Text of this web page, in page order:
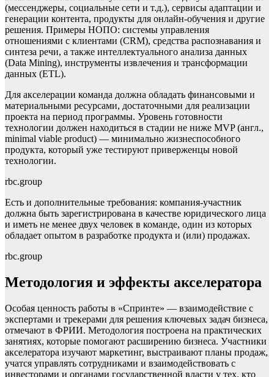
(мессенджеры, социальные сети и т.д.), сервисы адаптации и
генерации контента, продукты для онлайн-обучения и другие
решения. Примеры НОПО: системы управления
отношениями с клиентами (CRM), средства распознавания и
синтеза речи, а также интеллектуального анализа данных
(Data Mining), инструменты извлечения и трансформации
данных (ETL).
Для акселерации команда должна обладать финансовыми и
материальными ресурсами, достаточными для реализации
проекта на период программы. Уровень готовности
технологии должен находиться в стадии не ниже MVP (англ.,
minimal viable product) — минимально жизнеспособного
продукта, который уже тестируют приверженцы новой
технологии.
rbc.group
Есть и дополнительные требования: компания-участник
должна быть зарегистрирована в качестве юридического лица
и иметь не менее двух человек в команде, один из которых
обладает опытом в разработке продукта и (или) продажах.
rbc.group
Методология и эффекты акселератора
Особая ценность работы в «Спринте» — взаимодействие с
экспертами и трекерами для решения ключевых задач бизнеса,
отмечают в ФРИИ. Методология построена на практических
занятиях, которые помогают расширению бизнеса. Участники
акселератора изучают маркетинг, выстраивают планы продаж,
учатся управлять сотрудниками и взаимодействовать с
инвесторами и органами государственной власти у тех, кто